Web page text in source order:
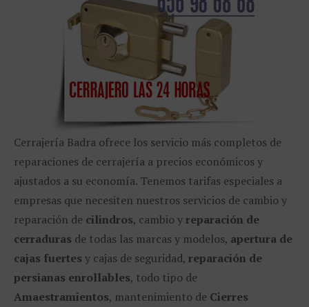
Cerrajería Badra ofrece los servicio más completos de
reparaciones de cerrajería a precios económicos y
ajustados a su economía. Tenemos tarifas especiales a
empresas que necesiten nuestros servicios de cambio y
reparación de cilindros, cambio yreparación de
cerraduras de todas las marcas y modelos, apertura de
cajas fuertes y cajas de seguridad, reparación de
persianas enrollables, todo tipo de
Amaestramientos, mantenimiento de Cierres